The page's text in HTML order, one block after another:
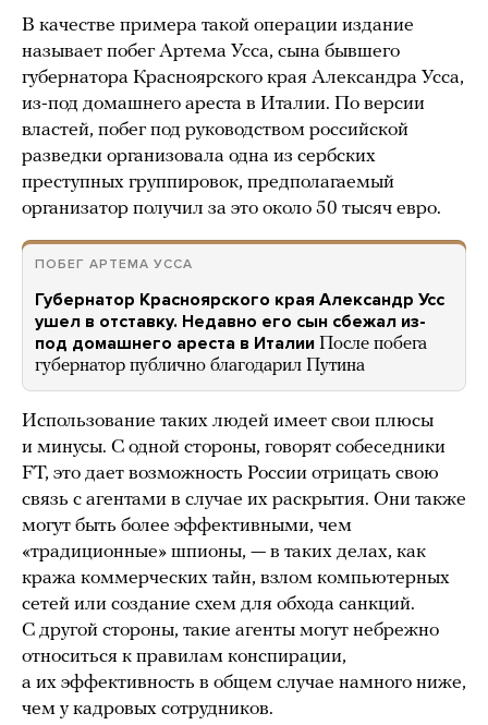
В качестве примера такой операции издание
называет побег Артема Усса, сына бывшего
губернатора Красноярского края Александра Усса,
из-под домашнего ареста в Италии. По версии
властей, побег под руководством российской
разведки организовала одна из сербских
преступных группировок, предполагаемый
организатор получил за это около 50 тысяч евро.
ПОБЕГ АРТЕМА УССА
Губернатор Красноярского края Александр Усс
ушел в отставку. Недавно его сын сбежал из-
под домашнего ареста в Италии После побега
губернатор публично благодарил Путина
Использование таких людей имеет свои плюсы
и минусы. С одной стороны, говорят собеседники
FT, это дает возможность России отрицать свою
связь с агентами в случае их раскрытия. Они также
могут быть более эффективными, чем
«традиционные» шпионы, — в таких делах, как
кража коммерческих тайн, взлом компьютерных
сетей или создание схем для обхода санкций.
С другой стороны, такие агенты могут небрежно
относиться к правилам конспирации,
а их эффективность в общем случае намного ниже,
чем у кадровых сотрудников.